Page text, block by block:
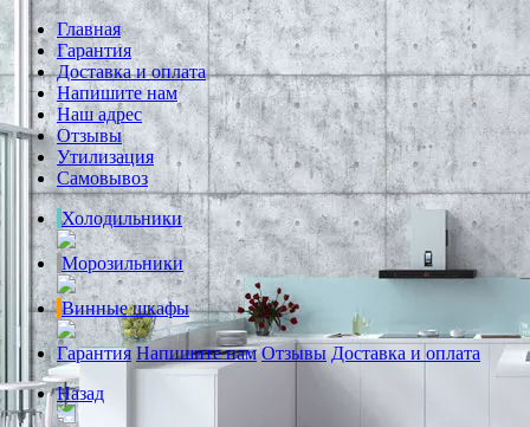
Главная
Гарантия
Доставка и оплата
Напишите нам
Наш адрес
Отзывы
Утилизация
Самовывоз
Холодильники
Морозильники
Винные шкафы
Гарантия Напишите нам Отзывы Доставка и оплата
Назад